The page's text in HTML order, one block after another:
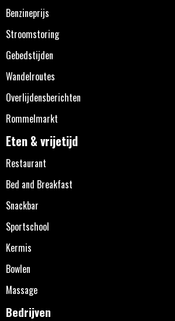
Benzineprijs
Stroomstoring
Gebedstijden
Wandelroutes
Overlijdensberichten
Rommelmarkt
Eten & vrijetijd
Restaurant
Bed and Breakfast
Snackbar
Sportschool
Kermis
Bowlen
Massage
Bedrijven